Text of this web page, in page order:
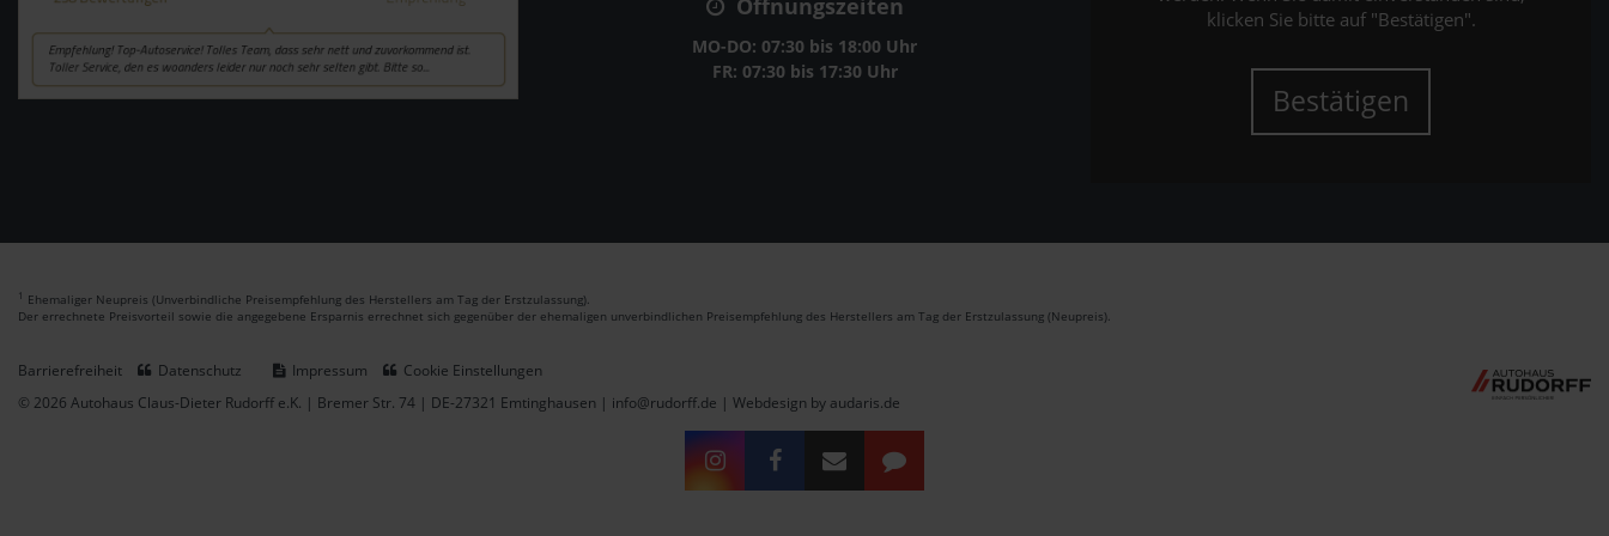
Öffnungszeiten
MO-DO: 07:30 bis 18:00 Uhr
FR: 07:30 bis 17:30 Uhr
klicken Sie bitte auf "Bestätigen".
Bestätigen
1 Ehemaliger Neupreis (Unverbindliche Preisempfehlung des Herstellers am Tag der Erstzulassung).
Der errechnete Preisvorteil sowie die angegebene Ersparnis errechnet sich gegenüber der ehemaligen unverbindlichen Preisempfehlung des Herstellers am Tag der Erstzulassung (Neupreis).
Barrierefreiheit Datenschutz Impressum
Cookie Einstellungen
© 2026 Autohaus Claus-Dieter Rudorff e.K. | Bremer Str. 74 | DE-27321 Emtinghausen | info@rudorff.de | Webdesign by audaris.de